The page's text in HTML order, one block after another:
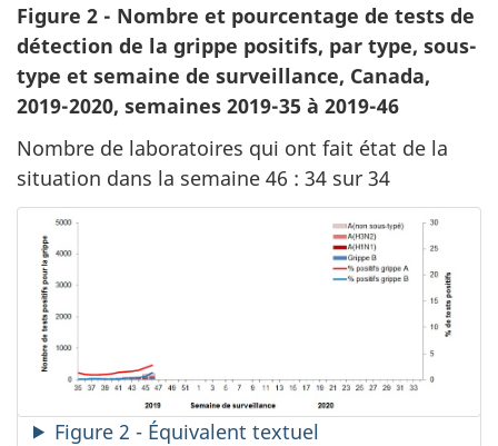
Figure 2 - Nombre et pourcentage de tests de
détection de la grippe positifs, par type, sous-
type et semaine de surveillance, Canada,
2019-2020, semaines 2019-35 à 2019-46
Nombre de laboratoires qui ont fait état de la
situation dans la semaine 46 : 34 sur 34
Figure 2 - Équivalent textuel